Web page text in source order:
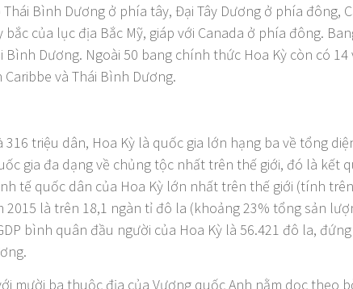
Bình Dương ở phía tây, Đại Tây Dương ở phía đông,
của lục địa Bắc Mỹ, giáp với Canada ở phía đông.
Bình Dương. Ngoài 50 bang chính thức Hoa Kỳ còn có
và Thái Bình Dương.
316 triệu dân, Hoa Kỳ là quốc gia lớn hạng ba về tổng
gia đa dạng về chủng tộc nhất trên thế giới, đó là kết
tế quốc dân của Hoa Kỳ lớn nhất trên thế giới (tính
là trên 18,1 ngàn tỉ đô la (khoảng 23% tổng sản
bình quân đầu người của Hoa Kỳ là 56.421 đô la,
mười ba thuộc địa của Vương quốc Anh nằm dọc theo